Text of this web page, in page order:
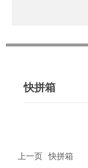
快拼箱
上一页 快拼箱